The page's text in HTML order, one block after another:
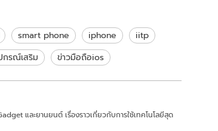
smart phone iphone
iitp
กรณ์เสริม ข่าวมือถือios
และยานยนต์ เรื่องราวเกี่ยวกับการใช้เทคโนโลยีสุด